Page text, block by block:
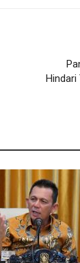
Hindari